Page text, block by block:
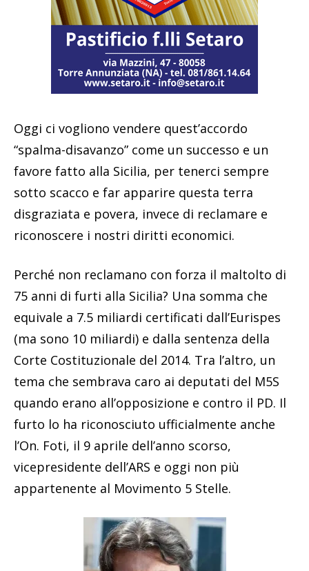
Oggi ci vogliono vendere quest’accordo
“spalma-disavanzo” come un successo e un
favore fatto alla Sicilia, per tenerci sempre
sotto scacco e far apparire questa terra
disgraziata e povera, invece di reclamare e
riconoscere i nostri diritti economici.
Perché non reclamano con forza il maltolto di
75 anni di furti alla Sicilia? Una somma che
equivale a 7.5 miliardi certificati dall’Eurispes
(ma sono 10 miliardi) e dalla sentenza della
Corte Costituzionale del 2014. Tra l’altro, un
tema che sembrava caro ai deputati del M5S
quando erano all’opposizione e contro il PD. Il
furto lo ha riconosciuto ufficialmente anche
l’On. Foti, il 9 aprile dell’anno scorso,
vicepresidente dell’ARS e oggi non più
appartenente al Movimento 5 Stelle.